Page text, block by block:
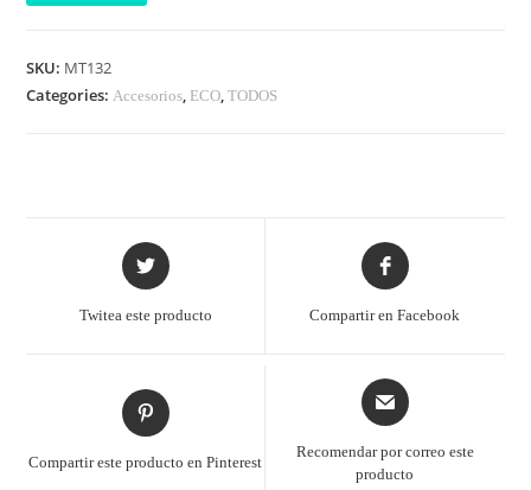
SKU: MT132
Categories:Accesorios, ECO,TODOS
Twitea este producto Compartir en Facebook
Compartir este producto en Pinterest
Recomendar por correo este
producto